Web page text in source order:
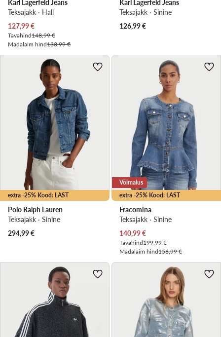
Karl Lagerfeld Jeans
Teksajakk · Hall
Praegune hind
127,99€
Tavahind148,99 €
Madalaim hind133,99 €
Karl Lagerfeld Jeans
Teksajakk · Sinine
126,99€
extra -25% Kood: LAST
Polo Ralph Lauren
Teksajakk · Sinine
294,99€
extra -25% Kood: LAST
Võimalus
Fracomina
Teksajakk · Sinine
Praegune hind
140,99€
Tavahind199,99 €
Madalaim hind156,99 €